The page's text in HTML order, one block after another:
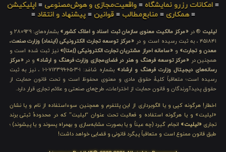
≡ امکانات رزرو نمایشگاه ≡ واقعیت‌مجازی و هوش‌مصنوعی ≡ اپلیکیشن
≡همکاری ≡منابع‌مطالب ≡قوانین ≡پیشنهاد و انتقاد ≡
لیلیت ® در «مرکز مالکیت معنوی سازمان ثبت اسناد و املاک کشور»
بشماره‌های: ۲۸۰۹۲۹ و
۴۵۱۸۴۱ ، به ثبت رسیده است و در
«مرکز توسعه تجارت الکترونیکی (اینماد) وزارت صنعت،
معدن و تجارت» و «سامانه احراز مشتریان تجارت الکترونیکی (اِمتا)» نیز ثبت شده است و
همچنین در «مرکز توسعه فرهنگ و هنر در فضای‌مجازی وزارت فرهنگ و ارشاد» و در«مرکز
رسانه‌های دیجیتال وزارت فرهنگ و ارشاد»
بشماره شامَد: ۱-۳-۶۵-۷۱۲۳۹۹-۱-۱ ، نیز به ثبت
رسیده است؛ متعاقباً کلیهٔ حقوق مادی و معنوی محفوظ است و تحت قانون حمایت از
حقوق پدیدآورندگان و قانون حمایت از اختراعات، طرح‌های صنعتی و علائم تجاری قرار دارد.
اخطار! هرگونه کپی و یا الگوبرداری از این پلتفرم و همچنین سوءاستفاده از نام و یا نشان
«لیلیت» و یا هرگونه استفاده و فعالیت تحت عنوان “لیلیت” که در محدودهٔ ثبتی برند
تجاری «لیلیت» انجام گیرد (چه عیناً و یا بصورت مشابه‌سازی و بهمراه پسوند و یا پیشوند) ؛
طبق قانون ممنوع است و متعاقباً پیگرد قانونی و قضایی خواهد داشت!